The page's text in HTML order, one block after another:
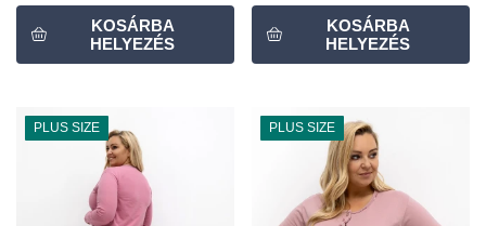
PLUS SIZE PLUS SIZE